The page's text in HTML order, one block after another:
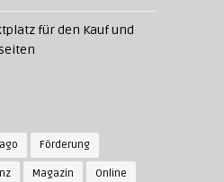
für den Kauf und
Förderung
Magazin Online